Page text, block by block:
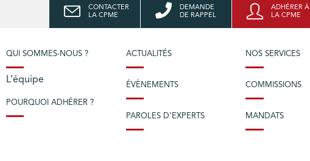
CONTACTER
LA CPME
DEMANDE
DE RAPPEL
ADHÉRER À
LA CPME
QUI SOMMES-NOUS ?
L’équipe
POURQUOI ADHÉRER ?
ACTUALITÉS
ÉVÈNEMENTS
PAROLES D’EXPERTS
NOS SERVICES
COMMISSIONS
MANDATS